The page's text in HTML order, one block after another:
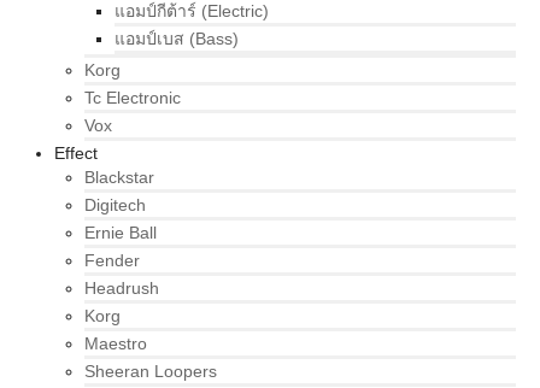
แอมป์กีต้าร์ (Electric)
แอมป์เบส (Bass)
Korg
Tc Electronic
Vox
Effect
Blackstar
Digitech
Ernie Ball
Fender
Headrush
Korg
Maestro
Sheeran Loopers